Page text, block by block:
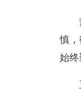
慎，
始